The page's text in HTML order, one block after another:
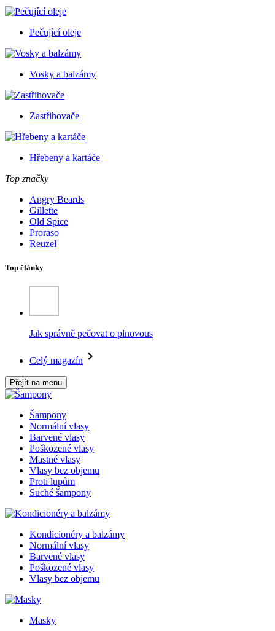
Pečující oleje
Vosky a balzámy
Zastřihovače
Hřebeny a kartáče
Top značky
Angry Beards
Gillette
Old Spice
Proraso
Reuzel
Top články
Jak správně pečovat o plnovous
Celý magazín
Přejít na menu
Šampony
Normální vlasy
Barvené vlasy
Poškozené vlasy
Mastné vlasy
Vlasy bez objemu
Proti lupům
Suché šampony
Kondicionéry a balzámy
Normální vlasy
Barvené vlasy
Poškozené vlasy
Vlasy bez objemu
Masky